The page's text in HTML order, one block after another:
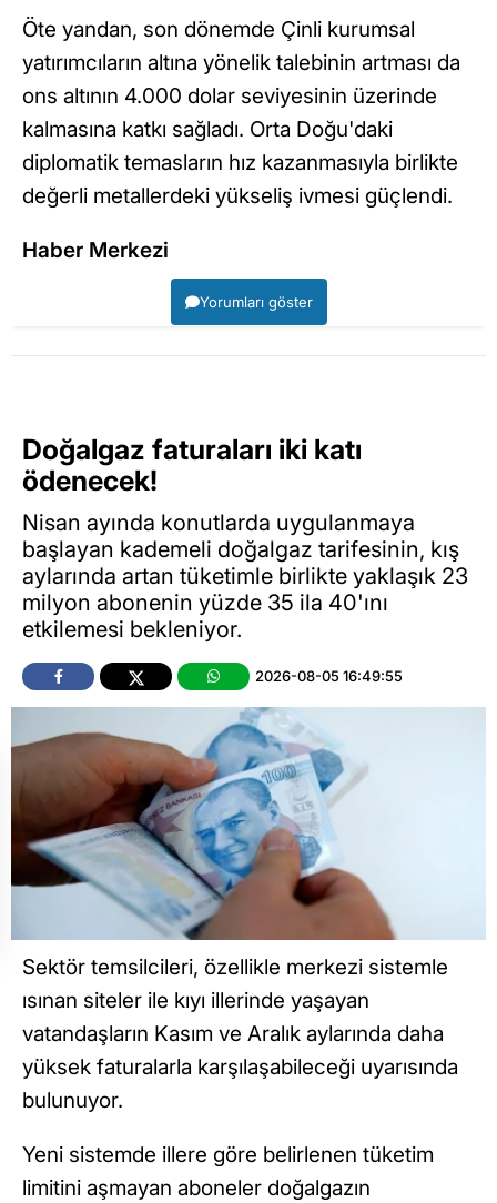
Öte yandan, son dönemde Çinli kurumsal
yatırımcıların altına yönelik talebinin artması da
ons altının 4.000 dolar seviyesinin üzerinde
kalmasına katkı sağladı. Orta Doğu'daki
diplomatik temasların hız kazanmasıyla birlikte
değerli metallerdeki yükseliş ivmesi güçlendi.
Haber Merkezi
Yorumları göster
Doğalgaz faturaları iki katı
ödenecek!
Nisan ayında konutlarda uygulanmaya
başlayan kademeli doğalgaz tarifesinin, kış
aylarında artan tüketimle birlikte yaklaşık 23
milyon abonenin yüzde 35 ila 40'ını
etkilemesi bekleniyor.
2026-08-05 16:49:55
Sektör temsilcileri, özellikle merkezi sistemle
ısınan siteler ile kıyı illerinde yaşayan
vatandaşların Kasım ve Aralık aylarında daha
yüksek faturalarla karşılaşabileceği uyarısında
bulunuyor.
Yeni sistemde illere göre belirlenen tüketim
limitini aşmayan aboneler doğalgazın